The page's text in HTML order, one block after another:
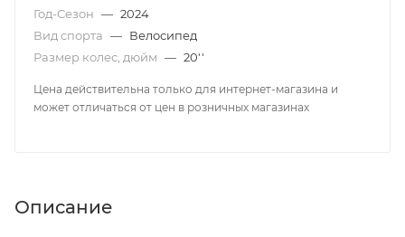
Год-Сезон — 2024
Вид спорта — Велосипед
Размер колес, дюйм — 20''
Цена действительна только для интернет-магазина и
может отличаться от цен в розничных магазинах
Описание